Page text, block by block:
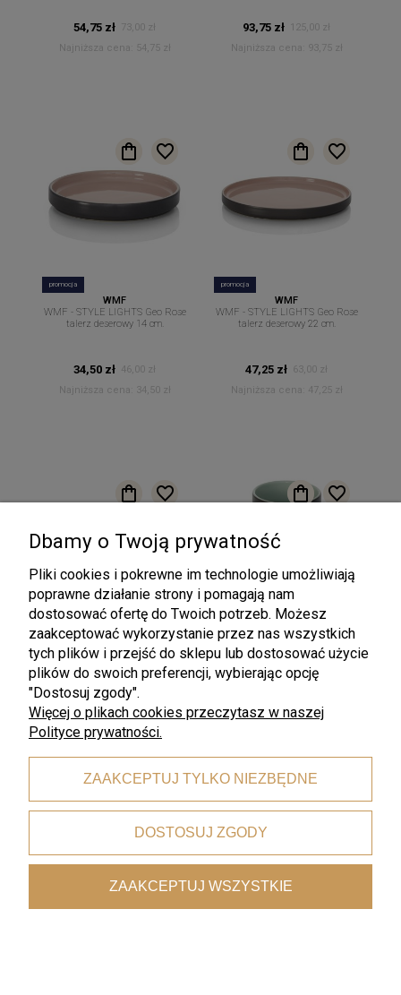
54,75 zł
73,00 zł
Najniższa cena:
54,75 zł
93,75 zł
125,00 zł
Najniższa cena:
93,75 zł
promocja
WMF
WMF - STYLE LIGHTS Geo Rose
talerz deserowy 14 cm.
34,50 zł
46,00 zł
Najniższa cena:
34,50 zł
promocja
WMF
WMF - STYLE LIGHTS Geo Rose
talerz deserowy 22 cm.
47,25 zł 63,00 zł
Najniższa cena:
47,25 zł
promocja
WMF
WMF - STYLE LIGHTS Geo Rose
talerz obiadowy 26 cm.
72,00 zł 96,00 zł
Najniższa cena:72,00 zł
WMF
WMF - STYLE LIGHTS Geo
Green kubek miseczka do dipów
sosów 9 cm
36,00 zł 48,00 zł
Dbamy o Twoją prywatność
Pliki cookies i pokrewne im technologie umożliwiają
poprawne działanie strony i pomagają nam
dostosować ofertę do Twoich potrzeb. Możesz
zaakceptować wykorzystanie przez nas wszystkich
tych plików i przejść do sklepu lub dostosować użycie
plików do swoich preferencji, wybierając opcję
"Dostosuj zgody".
Więcej o plikach cookies przeczytasz w naszej
Polityce prywatności.
ZAAKCEPTUJ TYLKO NIEZBĘDNE
DOSTOSUJ ZGODY
ZAAKCEPTUJ WSZYSTKIE